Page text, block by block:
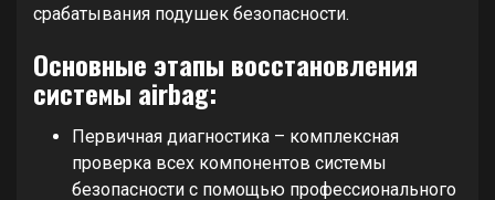
срабатывания подушек безопасности.
Основные этапы восстановления
системы airbag:
Первичная диагностика – комплексная
проверка всех компонентов системы
безопасности с помощью профессионального